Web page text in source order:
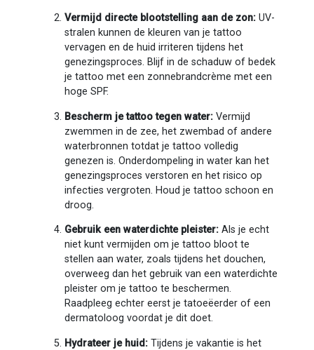
Vermijd directe blootstelling aan de zon:UV-
stralen kunnen de kleuren van je tattoo
vervagen en de huid irriteren tijdens het
genezingsproces. Blijf in de schaduw of bedek
je tattoo met een zonnebrandcrème met een
hoge SPF.
Bescherm je tattoo tegen water:Vermijd
zwemmen in de zee, het zwembad of andere
waterbronnen totdat je tattoo volledig
genezen is. Onderdompeling in water kan het
genezingsproces verstoren en het risico op
infecties vergroten. Houd je tattoo schoon en
droog.
Gebruik een waterdichte pleister:Als je echt
niet kunt vermijden om je tattoo bloot te
stellen aan water, zoals tijdens het douchen,
overweeg dan het gebruik van een waterdichte
pleister om je tattoo te beschermen.
Raadpleeg echter eerst je tatoeëerder of een
dermatoloog voordat je dit doet.
Hydrateer je huid:Tijdens je vakantie is het